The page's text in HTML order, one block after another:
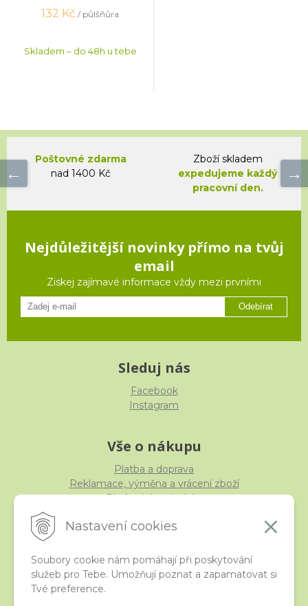
Nastavení cookies
Soubory cookie nám pomáhají při poskytování
služeb pro Tebe. Umožňují poznat a zapamatovat si
Tvé preference.
132 Kč / půlšňůra
Skladem – do 48h u tebe
Poštovné zdarma
nad 1400 Kč
Zboží skladem
expedujeme každý
pracovní den.
Nejdůležitější novinky přímo na tvůj
email
Ziskej zajímavé informace vždy mezi prvními
Odebírat
Sleduj nás
Facebook
Instagram
Vše o nákupu
Platba a doprava
Reklamace, výměna a vrácení zboží
Obchodní podmínky
iStraka